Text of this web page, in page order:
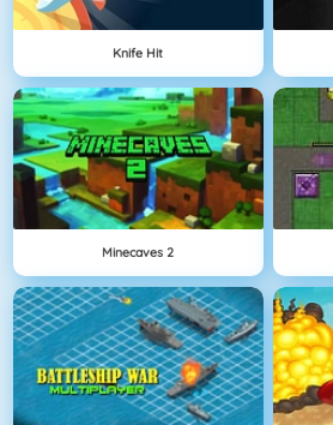
Knife Hit
Minecaves 2